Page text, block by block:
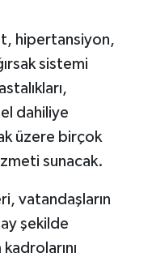
hipertansiyon,
sistemi
dahiliye
üzere birçok
sunacak.
vatandaşların
şekilde